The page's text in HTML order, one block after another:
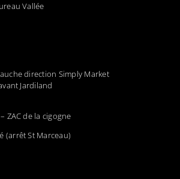
Vallée
direction Simply Market
Jardiland
ZAC de la cigogne
(arrêt St Marceau)